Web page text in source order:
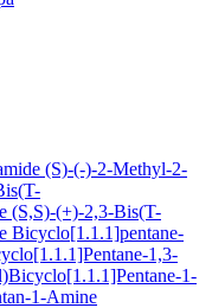
(S)-(-)-2-Methyl-2-
(S,S)-(+)-2,3-Bis(T-
Bicyclo[1.1.1]pentane-
1,3-
1-
1-Amine